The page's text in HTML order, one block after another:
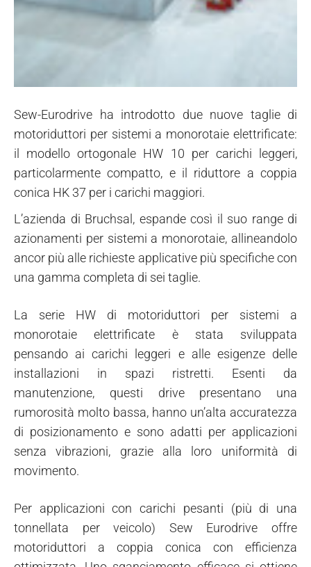
Sew-Eurodrive ha introdotto due nuove taglie di
motoriduttori per sistemi a monorotaie elettrificate:
il modello ortogonale HW 10 per carichi leggeri,
particolarmente compatto, e il riduttore a coppia
conica HK 37 per i carichi maggiori.
L’azienda di Bruchsal, espande così il suo range di
azionamenti per sistemi a monorotaie, allineandolo
ancor più alle richieste applicative più specifiche con
una gamma completa di sei taglie.
La serie HW di motoriduttori per sistemi a
monorotaie elettrificate è stata sviluppata
pensando ai carichi leggeri e alle esigenze delle
installazioni in spazi ristretti. Esenti da
manutenzione, questi drive presentano una
rumorosità molto bassa, hanno un’alta accuratezza
di posizionamento e sono adatti per applicazioni
senza vibrazioni, grazie alla loro uniformità di
movimento.
Per applicazioni con carichi pesanti (più di una
tonnellata per veicolo) Sew Eurodrive offre
motoriduttori a coppia conica con efficienza